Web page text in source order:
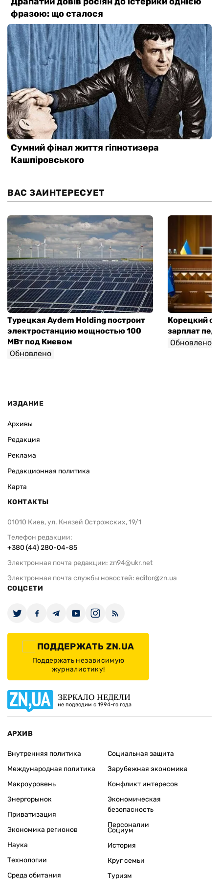
ВАС ЗАИНТЕРЕСУЕТ
Турецкая Aydem Holding построит
электростанцию мощностью 100
МВт под Киевом
Обновлено
Корецкий
зарплат
Обновлено
ИЗДАНИЕ
Архивы
Редакция
Реклама
Редакционная политика
Карта
КОНТАКТЫ
01010 Киев, ул. Князей Острожских, 19/1
Телефон редакции:
+380 (44) 280-04-85
Электронная почта редакции: zn94@ukr.net
Электронная почта службы новостей: editor@zn.ua
СОЦСЕТИ
ПОДДЕРЖАТЬ ZN.UA
Поддержать независимую
журналистику!
ЗЕРКАЛО НЕДЕЛИ
не подводим с 1994-го года
АРХИВ
Внутренняя политика
Международная политика
Макроуровень
Энергорынок
Приватизация
Экономика регионов
Социальная защита
Зарубежная экономика
Конфликт интересов
Экономическая
безопасность
Персоналии
Наука
Технологии
Среда обитания
Социум
История
Круг семьи
Туризм